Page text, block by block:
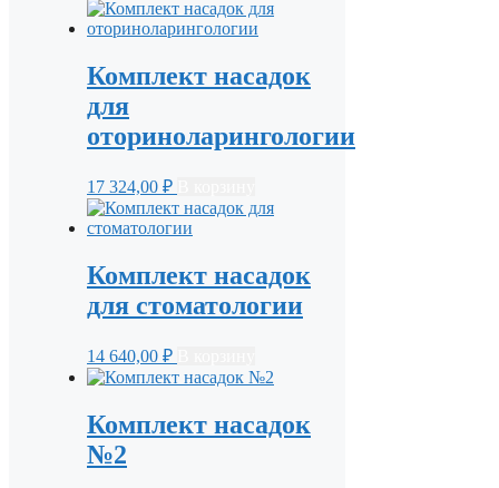
Комплект насадок
для
оториноларингологии
17 324,00 ₽
Комплект насадок
для стоматологии
14 640,00 ₽
Комплект насадок
№2